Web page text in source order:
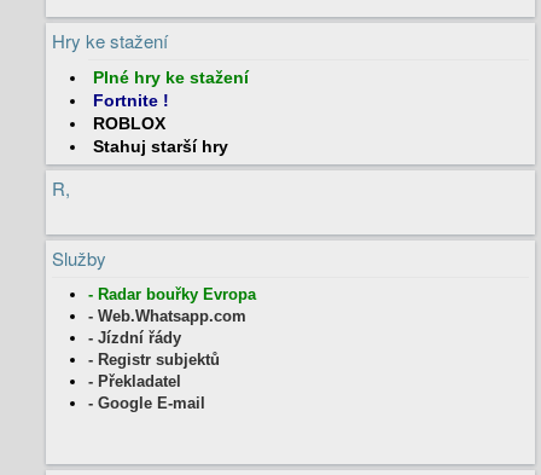
Hry ke stažení
Plné hry ke stažení
Fortnite !
ROBLOX
Stahuj starší hry
R,
Služby
- Radar bouřky Evropa
- Web.Whatsapp.com
- Jízdní řády
- Registr subjektů
- Překladatel
- Google E-mail